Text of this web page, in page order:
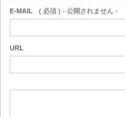
E-MAIL ( 必須 ) - 公開されません -
URL